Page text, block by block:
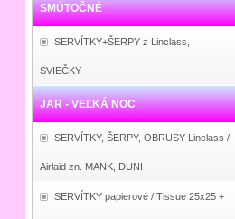
SMÚTOČNÉ
SERVÍTKY+ŠERPY z Linclass,
SVIEČKY
JAR - VEĽKÁ NOC
SERVÍTKY, ŠERPY, OBRUSY Linclass /
Airlaid zn. MANK, DUNI
SERVÍTKY papierové / Tissue 25x25 +